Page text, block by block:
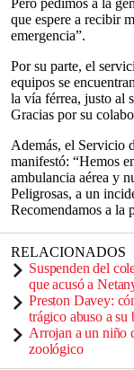
Pero pedimos a la
que espere a recibir
emergencia”.
Por su parte, el
equipos se
la vía férrea, justo al
Gracias por su
Además, el Servicio
manifestó: “Hemos
ambulancia aérea y
Peligrosas, a un
Recomendamos a la
RELACIONADOS
Suspenden del
que acusó a
Preston Davey:
trágico abuso a su
Arrojan a un niño
zoológico